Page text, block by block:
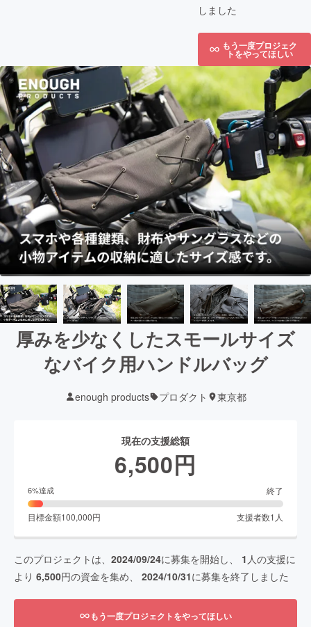
しました
もう一度プロジェク
トをやってほしい
厚みを少なくしたスモールサイズ
なバイク用ハンドルバッグ
enough products プロダクト 東京都
現在の支援総額
6,500円
6%達成 終了
目標金額100,000円 支援者数1 人
このプロジェクトは、 2024/09/24に募集を開始し、 1 人の支援に
より 6,500円の資金を集め、 2024/10/31に募集を終了しました
もう一度プロジェクトをやってほしい